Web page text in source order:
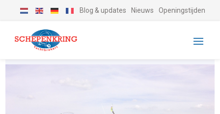
Blog & updates Nieuws Openingstijden